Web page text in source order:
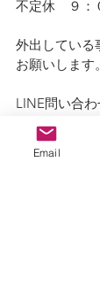
不定休　９：
外出している
お願いします。
LINE問い合わ
ID ＠942lhiyt
Email